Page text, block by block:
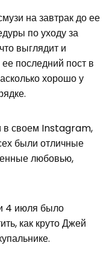
на завтрак до ее
по уходу за
выглядит и
последний пост в
хорошо у
в своем Instagram,
были отличные
любовью,
4 июля было
как круто Джей